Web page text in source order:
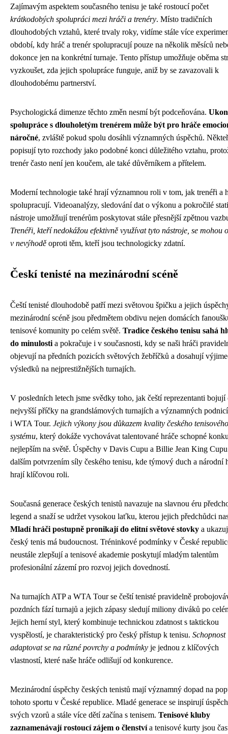
Zajímavým aspektem současného tenisu je také rostoucí počet
krátkodobých spolupráci mezi hráči a trenéry. Místo tradičních
dlouhodobých vztahů, které trvaly roky, vidíme stále více
období, kdy hráč a trenér spolupracují pouze na několik měsíců
dokonce jen na konkrétní turnaje. Tento přístup umožňuje oběma
vyzkoušet, zda jejich spolupráce funguje, aniž by se zavazovali k
dlouhodobému partnerství.
Psychologická dimenze těchto změn nesmí být podceňována.
spolupráce s dlouholetým trenérem může být pro hráče
náročné, zvláště pokud spolu dosáhli významných úspěchů.
popisují tyto rozchody jako podobné konci důležitého vztahu,
trenér často není jen koučem, ale také důvěrníkem a přítelem.
Moderní technologie také hrají významnou roli v tom, jak trenéři a
spolupracují. Videoanalýzy, sledování dat o výkonu a pokročilé
nástroje umožňují trenérům poskytovat stále přesnější zpětnou
Trenéři, kteří nedokážou efektivně využívat tyto nástroje, se mohou
v nevýhodě oproti těm, kteří jsou technologicky zdatní.
Českí tenisté na mezinárodní scéně
Čeští tenisté dlouhodobě patří mezi světovou špičku a jejich
mezinárodní scéně jsou předmětem obdivu nejen domácích
tenisové komunity po celém světě. Tradice českého tenisu sahá
do minulosti a pokračuje i v současnosti, kdy se naši hráči
objevují na předních pozicích světových žebříčků a dosahují
výsledků na nejprestižnějších turnajích.
V posledních letech jsme svědky toho, jak čeští reprezentanti bojují
nejvyšší příčky na grandslámových turnajích a významných
i WTA Tour. Jejich výkony jsou důkazem kvality českého tenisového
systému, který dokáže vychovávat talentované hráče schopné
nejlepším na světě. Úspěchy v Davis Cupu a Billie Jean King
dalším potvrzením síly českého tenisu, kde týmový duch a národní
hrají klíčovou roli.
Současná generace českých tenistů navazuje na slavnou éru
legend a snaží se udržet vysokou laťku, kterou jejich předchůdci
Mladí hráči postupně pronikají do elitní světové stovky a
český tenis má budoucnost. Tréninkové podmínky v České
neustále zlepšují a tenisové akademie poskytují mladým talentům
profesionální zázemí pro rozvoj jejich dovedností.
Na turnajích ATP a WTA Tour se čeští tenisté pravidelně
pozdních fází turnajů a jejich zápasy sledují miliony diváků po
Jejich herní styl, který kombinuje technickou zdatnost s taktickou
vyspělostí, je charakteristický pro český přístup k tenisu. Schopnost
adaptovat se na různé povrchy a podmínky je jednou z klíčových
vlastností, které naše hráče odlišují od konkurence.
Mezinárodní úspěchy českých tenistů mají významný dopad na
tohoto sportu v České republice. Mladé generace se inspirují
svých vzorů a stále více dětí začína s tenisem. Tenisové kluby
zaznamenávají rostoucí zájem o členstvía tenisové kurty jsou